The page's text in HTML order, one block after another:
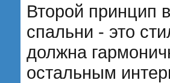
Второй принцип
спальни - это
должна
остальным